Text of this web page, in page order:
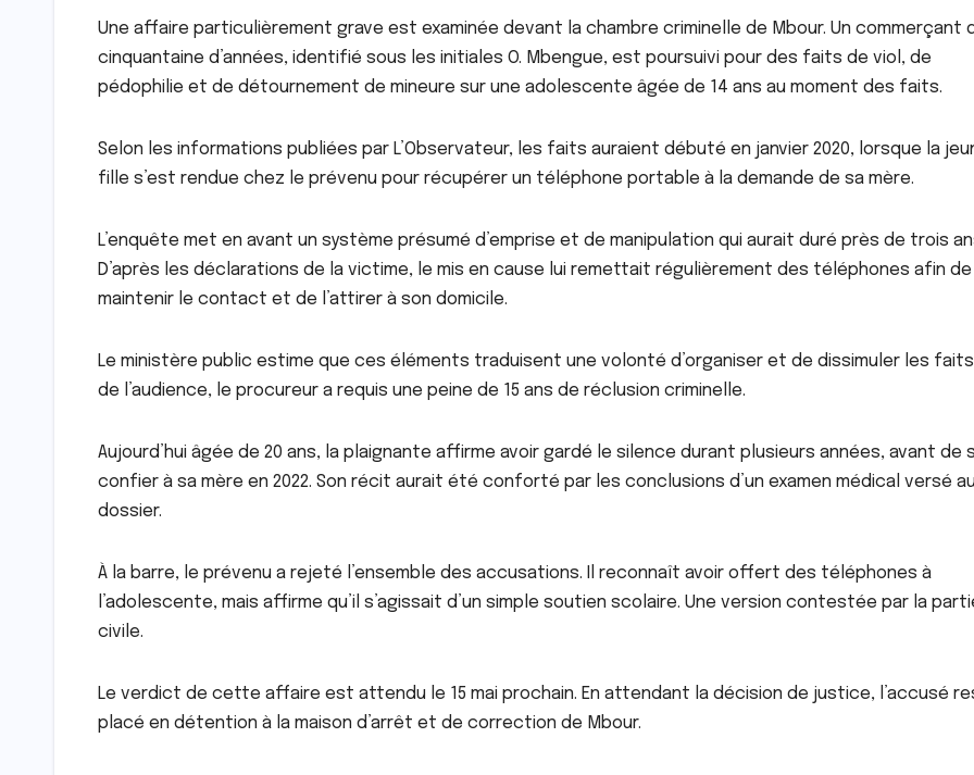
Une affaire particulièrement grave est examinée devant la chambre criminelle de Mbour. Un commerçant
cinquantaine d’années, identifié sous les initiales O. Mbengue, est poursuivi pour des faits de viol, de
pédophilie et de détournement de mineure sur une adolescente âgée de 14 ans au moment des faits.
Selon les informations publiées par L’Observateur, les faits auraient débuté en janvier 2020, lorsque la
fille s’est rendue chez le prévenu pour récupérer un téléphone portable à la demande de sa mère.
L’enquête met en avant un système présumé d’emprise et de manipulation qui aurait duré près de trois
D’après les déclarations de la victime, le mis en cause lui remettait régulièrement des téléphones afin de
maintenir le contact et de l’attirer à son domicile.
Le ministère public estime que ces éléments traduisent une volonté d’organiser et de dissimuler les
de l’audience, le procureur a requis une peine de 15 ans de réclusion criminelle.
Aujourd’hui âgée de 20 ans, la plaignante affirme avoir gardé le silence durant plusieurs années, avant de
confier à sa mère en 2022. Son récit aurait été conforté par les conclusions d’un examen médical versé
dossier.
À la barre, le prévenu a rejeté l’ensemble des accusations. Il reconnaît avoir offert des téléphones à
l’adolescente, mais affirme qu’il s’agissait d’un simple soutien scolaire. Une version contestée par la
civile.
Le verdict de cette affaire est attendu le 15 mai prochain. En attendant la décision de justice, l’accusé
placé en détention à la maison d’arrêt et de correction de Mbour.
Kédougou : deux
une femme déférée
ACTU_EXPRESS
Parcelles
des
de 13 ans